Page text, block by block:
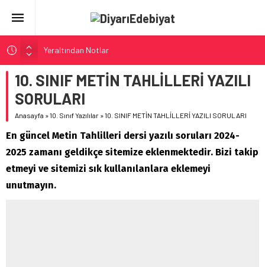
Yeraltından Notlar
Aylak Adam
Zebercet
Demiryolu Hikâyecileri
Korkuyu Beklerken
10. SINIF METİN TAHLİLLERİ YAZILI
SORULARI
Anasayfa »10. Sınıf Yazılılar »10. SINIF METİN TAHLİLLERİ YAZILI SORULARI
En güncel Metin Tahlilleri dersi yazılı soruları 2024-
2025 zamanı geldikçe sitemize eklenmektedir. Bizi takip
etmeyi ve sitemizi sık kullanılanlara eklemeyi
unutmayın.